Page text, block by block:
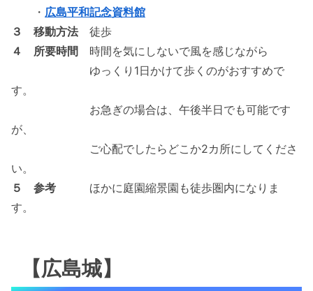
・ 広島平和記念資料館
３ 移動方法徒歩
４ 所要時間 時間を気にしないで風を感じながら
ゆっくり1日かけて歩くのがおすすめで
す。
お急ぎの場合は、午後半日でも可能です
が、
ご心配でしたらどこか2カ所にしてくださ
い。
５ 参考 ほかに庭園縮景園も徒歩圏内になりま
す。
【広島城】